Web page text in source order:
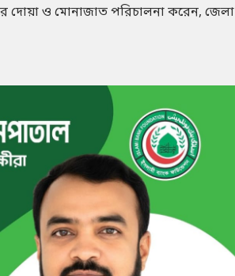
দোয়া ও মোনাজাত পরিচালনা করেন, জেলা